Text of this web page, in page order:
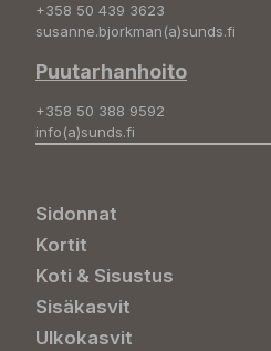
+358 50 439 3623
susanne.bjorkman(a)sunds.fi
Puutarhanhoito
+358 50 388 9592
info(a)sunds.fi
Sidonnat
Kortit
Koti & Sisustus
Sisäkasvit
Ulkokasvit